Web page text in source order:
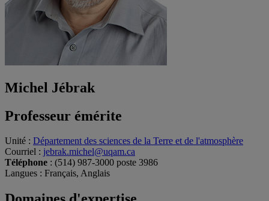
Michel Jébrak
Professeur émérite
Unité : Département des sciences de la Terre et de l'atmosphère
Courriel : jebrak.michel@uqam.ca
Téléphone : (514) 987-3000 poste 3986
Langues : Français, Anglais